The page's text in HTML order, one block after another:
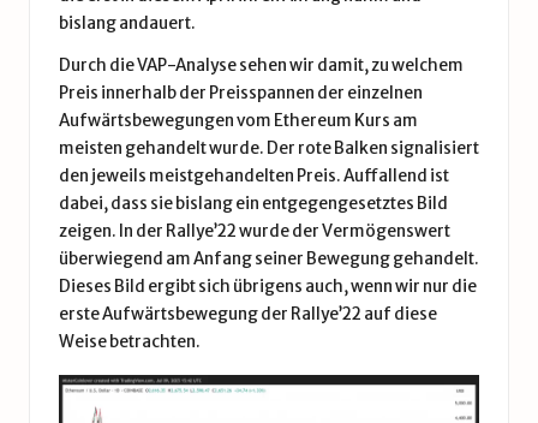
bislang andauert.
Durch die VAP-Analyse sehen wir damit, zu welchem
Preis innerhalb der Preisspannen der einzelnen
Aufwärtsbewegungen vom Ethereum Kurs am
meisten gehandelt wurde. Der rote Balken signalisiert
den jeweils meistgehandelten Preis. Auffallend ist
dabei, dass sie bislang ein entgegengesetztes Bild
zeigen. In der Rallye’22 wurde der Vermögenswert
überwiegend am Anfang seiner Bewegung gehandelt.
Dieses Bild ergibt sich übrigens auch, wenn wir nur die
erste Aufwärtsbewegung der Rallye’22 auf diese
Weise betrachten.